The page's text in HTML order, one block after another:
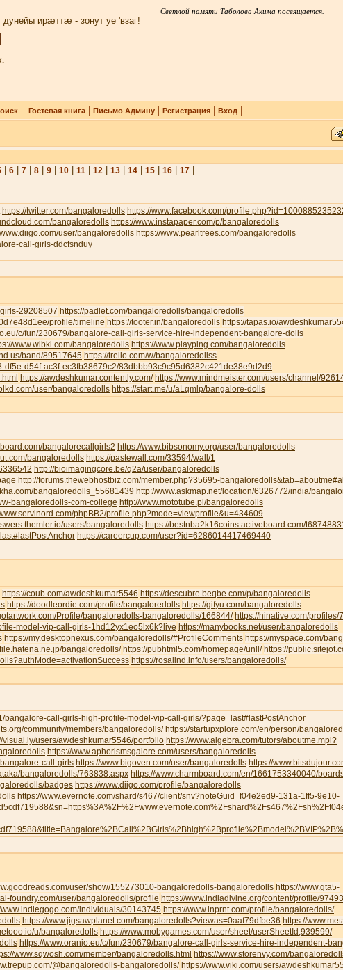
Светлой памяти Таболова Акима посвящается.
ирæттæ - зонут уе 'взаг!
| Гостевая книга| Письмо Админу| Регистрация| Вход |
| 6| 7| 8| 9| 10| 11| 12| 13| 14| 15| 16| 17|
https://twitter.com/bangaloredolls https://www.facebook.com/
bangaloredolls https://www.instapaper.com/p/bangaloredolls
user/bangaloredolls https://www.pearltrees.com/bangaloredolls
call-girls-ddcfsnduy
29208507 https://padlet.com/bangaloredolls/bangaloredolls
profile/timeline https://tooter.in/bangaloredolls https://tapas.io/
c/fun/230679/bangalore-call-girls-service-hire-independent-bangalore-dolls
www.wibki.com/bangaloredolls https://www.playping.com/bangaloredolls
band/89517645 https://trello.com/w/bangaloredollss
df5e-d54f-ac3f-ec3fb38679c2/83dbbb93c9c95d6382c421de38e9d2d9
https://awdeshkumar.contently.com/ https://www.mindmeister.com/users/channel/
user/bangaloredolls https://start.me/u/aLqmlp/bangalore-dolls
bangalorecallgirls2 https://www.bibsonomy.org/user/bangaloredolls
bangaloredolls https://pastewall.com/33594/wall/1
http://bioimagingcore.be/q2a/user/bangaloredolls
http://forums.thewebhostbiz.com/member.php?35695-
bangaloredolls_55681439 http://www.askmap.net/location/6326772/india/
bangaloredolls-com-college http://www.mototube.pl/bangaloredolls
phpBB2/profile.php?mode=viewprofile&u=434609
users/bangaloredolls https://bestnba2k16coins.activeboard.com/
https://careercup.com/user?id=6286014417469440
https://coub.com/awdeshkumar5546 https://descubre.beqbe.com/p/bangaloredolls
https://doodleordie.com/profile/bangaloredolls https://gifyu.com/bangaloredolls
Profile/bangaloredolls-bangaloredolls/166844/ https://hinative.com/profiles/
model-vip-call-girls-1hd12yx1eo5lx6k?live https://manybooks.net/user/bangaloredolls
https://my.desktopnexus.com/bangaloredolls/#ProfileComments https://myspace.com/
bangaloredolls/ https://pubhtml5.com/homepage/unll/ https://
https://rosalind.info/users/bangaloredolls/
bangalore-call-girls-high-profile-model-vip-call-girls/?page=last#lastPostAnchor
community/members/bangaloredolls/ https://startupxplore.com/en/person/
visual.ly/users/awdeshkumar5546/portfolio https://www.algebra.com/tutors/aboutme.mpl?
https://www.aphorismsgalore.com/users/bangaloredolls
call-girls https://www.bigoven.com/user/bangaloredolls https://
bangaloredolls/763838.aspx https://www.charmboard.com/en/1661753340040/
badges https://www.diigo.com/profile/bangaloredolls
https://www.evernote.com/shard/s467/client/snv?noteGuid=f04e2ed9-131a-1ff5-9e10-
user/show/155273010-bangaloredolls-bangaloredolls https://www.gta5-
foundry.com/user/bangaloredolls/profile https://www.indiadivine.org/content/profile/
www.indiegogo.com/individuals/30143745 https://www.inprnt.com/profile/bangaloredolls/
https://www.jigsawplanet.com/bangaloredolls?viewas=0aaf79dfbe36 https://
u/bangaloredolls https://www.mobygames.com/user/sheet/userSheetId,939599/
https://www.oranjo.eu/c/fun/230679/bangalore-call-girls-service-hire-independent-
www.sqwosh.com/member/bangaloredolls.html https://www.storenvy.com/
@bangaloredolls-bangaloredolls/ https://www.viki.com/users/